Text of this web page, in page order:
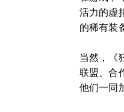
活力的虚
的稀有装
当然，《
联盟、合
他们一同